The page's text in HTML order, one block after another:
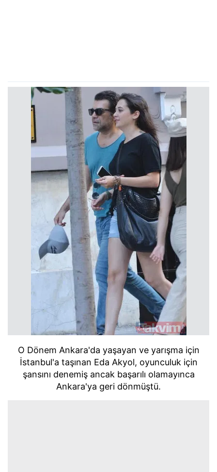
O Dönem Ankara'da yaşayan ve yarışma için
İstanbul'a taşınan Eda Akyol, oyunculuk için
şansını denemiş ancak başarılı olamayınca
Ankara'ya geri dönmüştü.